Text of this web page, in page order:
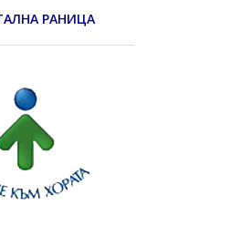
РАНИЦА